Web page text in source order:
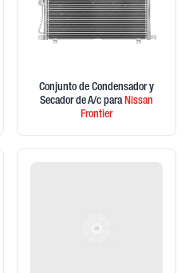
Conjunto de Condensador y
Secador de A/c paraNissan
Frontier